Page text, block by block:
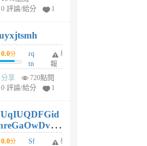
jl
月
前
0 評論/給分
1
0.0分
rq
tn
jt
gl
個
月
前
舉
報
分享
720點閱
0 評論/給分
1
0.0分
Sf
舉